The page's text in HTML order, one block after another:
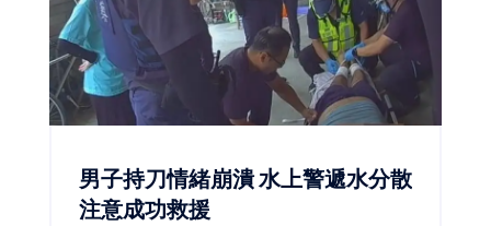
男子持刀情緒崩潰 水上警遞水分散
注意成功救援